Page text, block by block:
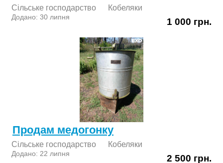
Сільське господарство Кобеляки
Додано: 30 липня 1 000 грн.
Продам медогонку
Сільське господарство Кобеляки
Додано: 22 липня 2 500 грн.